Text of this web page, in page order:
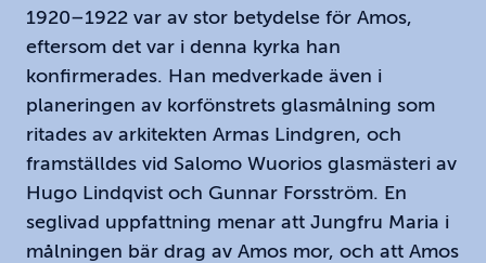
1920–1922 var av stor betydelse för Amos,
eftersom det var i denna kyrka han
konfirmerades. Han medverkade även i
planeringen av korfönstrets glasmålning som
ritades av arkitekten Armas Lindgren, och
framställdes vid Salomo Wuorios glasmästeri av
Hugo Lindqvist och Gunnar Forsström. En
seglivad uppfattning menar att Jungfru Maria i
målningen bär drag av Amos mor, och att Amos